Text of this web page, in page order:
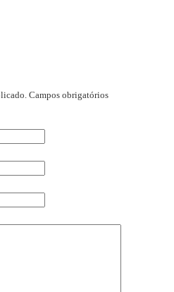
Campos obrigatórios